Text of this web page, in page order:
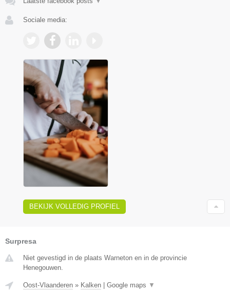
Sociale media:
BEKIJK VOLLEDIG PROFIEL
Surpresa
Niet gevestigd in de plaats Warneton en in de provincie
Henegouwen.
Oost-Vlaanderen » Kalken | Google maps ▼